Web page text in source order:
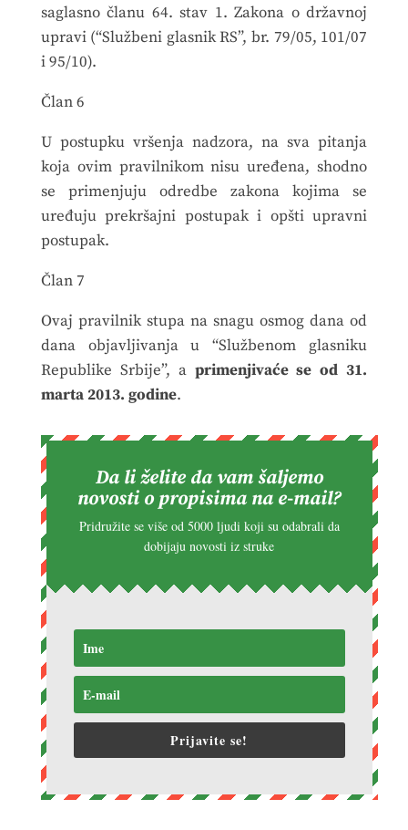
saglasno članu 64. stav 1. Zakona o državnoj
upravi (“Službeni glasnik RS”, br. 79/05, 101/07
i 95/10).
Član 6
U postupku vršenja nadzora, na sva pitanja
koja ovim pravilnikom nisu uređena, shodno
se primenjuju odredbe zakona kojima se
uređuju prekršajni postupak i opšti upravni
postupak.
Član 7
Ovaj pravilnik stupa na snagu osmog dana od
dana objavljivanja u “Službenom glasniku
Republike Srbije”, a primenjivaće se od 31.
marta 2013. godine.
Da li želite da vam šaljemo
novosti o propisima na e-mail?
Pridružite se više od 5000 ljudi koji su odabrali da
dobijaju novosti iz struke
Prijavite se!